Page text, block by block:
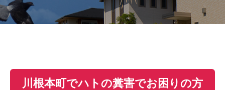
川根本町でハトの糞害でお困りの方